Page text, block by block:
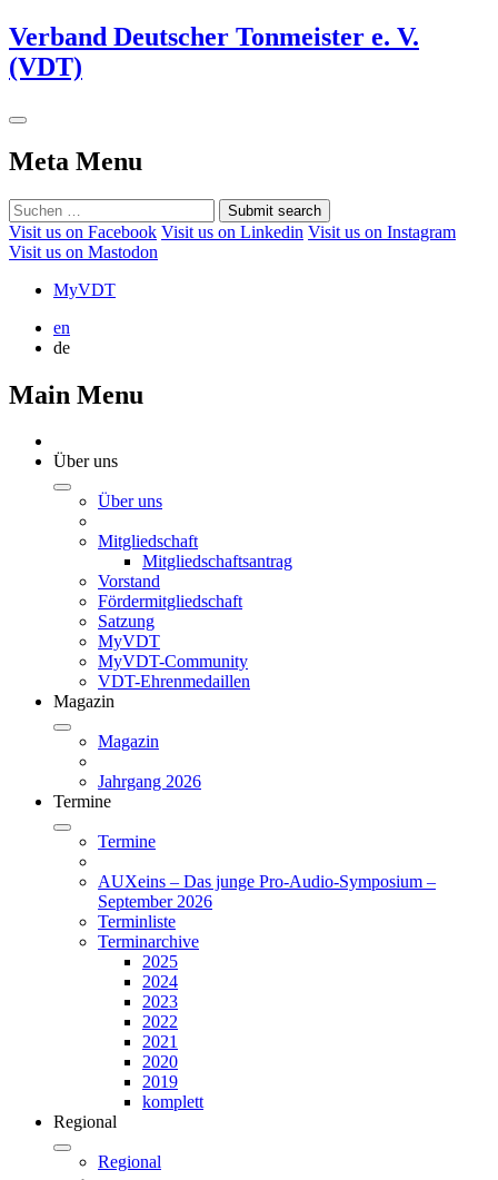
Verband Deutscher Tonmeister e. V.
(VDT)
Meta Menu
Submit search
Visit us on Facebook Visit us on Linkedin Visit us on Instagram
Visit us on Mastodon
MyVDT
en
de
Main Menu
Über uns
Über uns
Mitgliedschaft
Mitgliedschaftsantrag
Vorstand
Fördermitgliedschaft
Satzung
MyVDT
MyVDT-Community
VDT-Ehrenmedaillen
Magazin
Magazin
Jahrgang 2026
Termine
Termine
AUXeins – Das junge Pro-Audio-Symposium –
September 2026
Terminliste
Terminarchive
2025
2024
2023
2022
2021
2020
2019
komplett
Regional
Regional